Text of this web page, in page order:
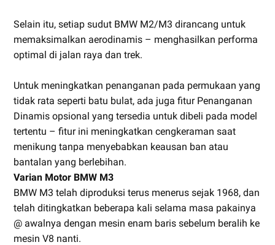
Selain itu, setiap sudut BMW M2/M3 dirancang untuk
memaksimalkan aerodinamis – menghasilkan performa
optimal di jalan raya dan trek.
Untuk meningkatkan penanganan pada permukaan yang
tidak rata seperti batu bulat, ada juga fitur Penanganan
Dinamis opsional yang tersedia untuk dibeli pada model
tertentu – fitur ini meningkatkan cengkeraman saat
menikung tanpa menyebabkan keausan ban atau
bantalan yang berlebihan.
Varian Motor BMW M3
BMW M3 telah diproduksi terus menerus sejak 1968, dan
telah ditingkatkan beberapa kali selama masa pakainya
@ awalnya dengan mesin enam baris sebelum beralih ke
mesin V8 nanti.